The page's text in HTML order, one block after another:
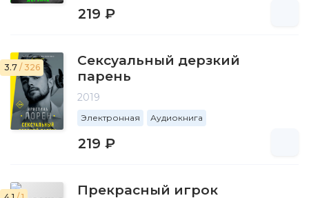
219 ₽
3.7 / 326
Сексуальный дерзкий
парень
2019
Электронная Аудиокнига
219 ₽
Прекрасный игрок